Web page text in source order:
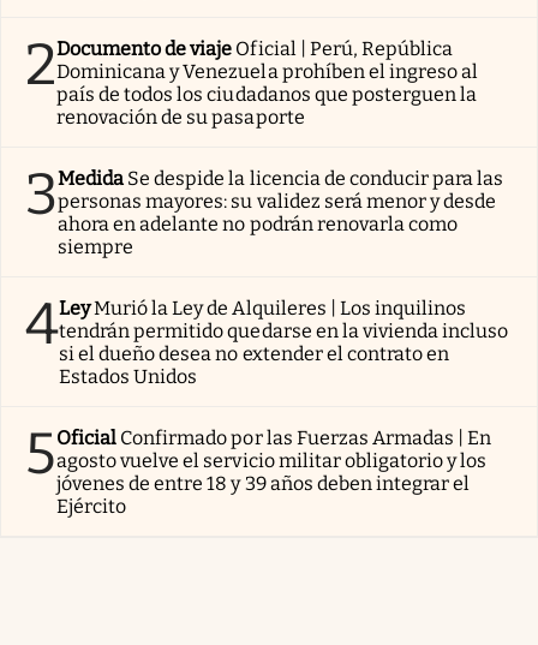
2Documento de viaje Oficial | Perú, República
Dominicana y Venezuela prohíben el ingreso al
país de todos los ciudadanos que posterguen la
renovación de su pasaporte
3Medida Se despide la licencia de conducir para las
personas mayores: su validez será menor y desde
ahora en adelante no podrán renovarla como
siempre
4LeyMurió la Ley de Alquileres | Los inquilinos
tendrán permitido quedarse en la vivienda incluso
si el dueño desea no extender el contrato en
Estados Unidos
5Oficial Confirmado por las Fuerzas Armadas | En
agosto vuelve el servicio militar obligatorio y los
jóvenes de entre 18 y 39 años deben integrar el
Ejército